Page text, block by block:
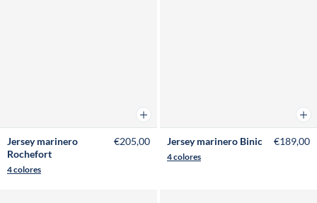
Añadir a la cesta
Jersey marinero
Rochefort
4 colores
€205,00 Jersey marinero Binic
4 colores
€189,00